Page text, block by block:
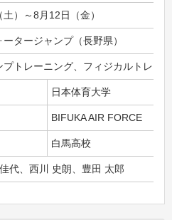
）～8月12日（金）
タージャンプ（長野県）
プトレーニング、フィジカルトレー
日本体育大学
BIFUKA AIR FORCE
白馬高校
代、西川 史朗、豊田 太郎